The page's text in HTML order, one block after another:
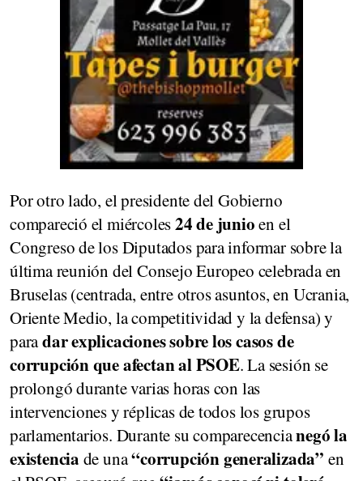
Por otro lado, el presidente del Gobierno
compareció el miércoles24 de junioen el
Congreso de los Diputados para informar sobre la
última reunión del Consejo Europeo celebrada en
Bruselas (centrada, entre otros asuntos, en Ucrania,
Oriente Medio, la competitividad y la defensa) y
paradar explicaciones sobre los casos de
corrupción que afectan al PSOE. La sesión se
prolongó durante varias horas con las
intervenciones y réplicas de todos los grupos
parlamentarios. Durante su comparecencianegó la
existencia de una“corrupción generalizada” en